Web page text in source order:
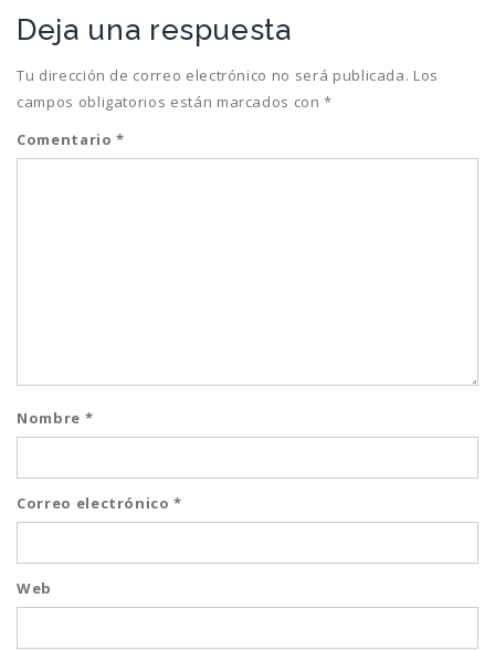
entradas
Deja una respuesta
Tu dirección de correo electrónico no será publicada. Los
campos obligatorios están marcados con*
Comentario*
Nombre *
Correo electrónico*
Web